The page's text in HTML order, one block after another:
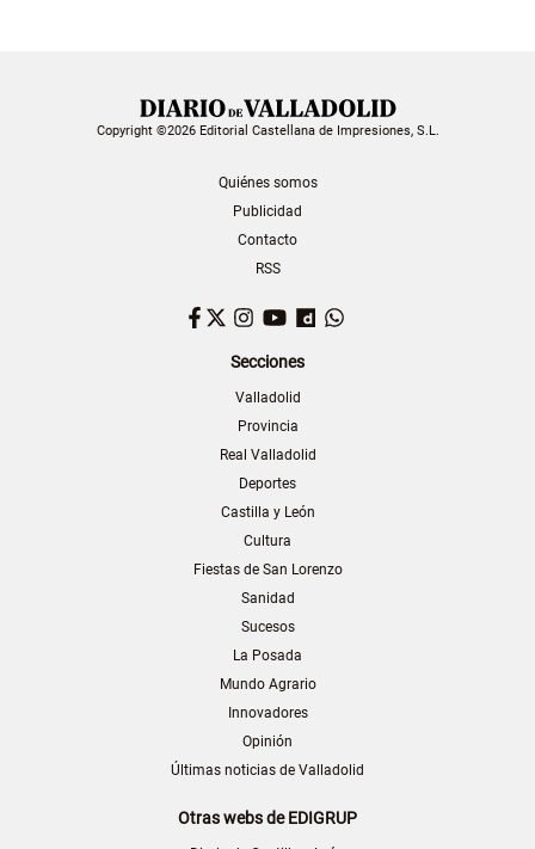
Copyright ©2026 Editorial Castellana de Impresiones, S.L.
Quiénes somos
Publicidad
Contacto
RSS
Facebook
TwitterInstagram
YouTubeDailymotion
Secciones
Valladolid
Provincia
Real Valladolid
Deportes
Castilla y León
Cultura
Fiestas de San Lorenzo
Sanidad
Sucesos
La Posada
Mundo Agrario
Innovadores
Opinión
Últimas noticias de Valladolid
Otras webs de EDIGRUP